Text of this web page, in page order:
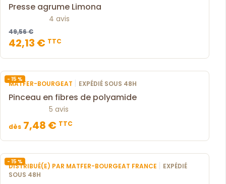
Presse agrume Limona
4 avis
49,56 €
42,13 € TTC
- 15 %
MATFER-BOURGEAT | EXPÉDIÉ SOUS 48H
Pinceau en fibres de polyamide
5 avis
dès 7,48 € TTC
- 15 %
DISTRIBUÉ(E) PAR MATFER-BOURGEAT FRANCE | EXPÉDIÉ
SOUS 48H